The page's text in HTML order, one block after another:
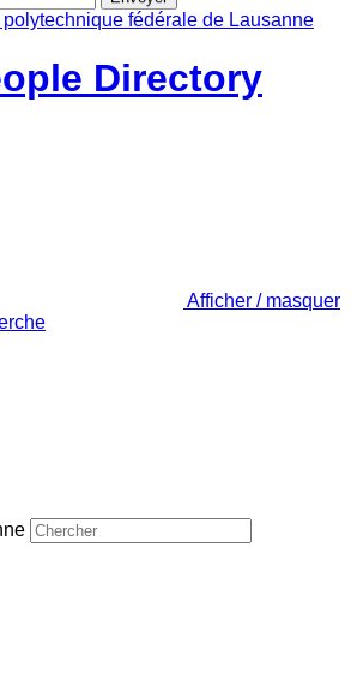
Directory
Afficher / masquer